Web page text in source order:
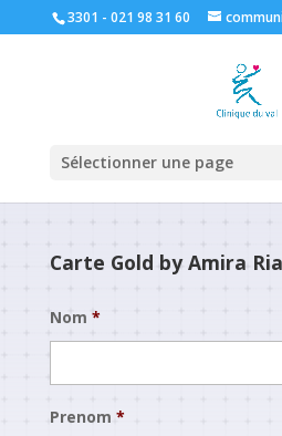
3301 - 021 98 31 60
Sélectionner une page
Carte Gold by Amira Ria
Nom *
Prenom *